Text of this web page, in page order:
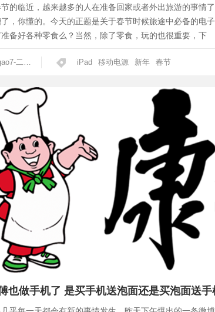
节的临近，越来越多的人在准备回家或者外出旅游的事情
，你懂的。今天的正题是关于春节时候旅途中必备的电
备好各种零食么？当然，除了零食，玩的也很重要，下
二手科学家 iPad 移动电源 新年 春节
也做手机了 是买手机送泡面还是买泡面送手